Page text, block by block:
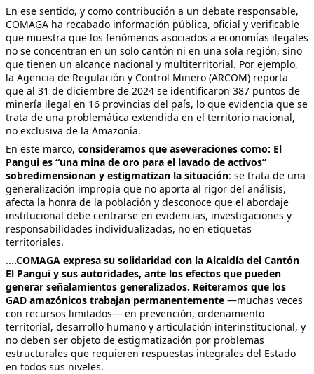
En ese sentido, y como contribución a un debate responsable,
COMAGA ha recabado información pública, oficial y verificable
que muestra que los fenómenos asociados a economías ilegales
no se concentran en un solo cantón ni en una sola región, sino
que tienen un alcance nacional y multiterritorial. Por ejemplo,
la Agencia de Regulación y Control Minero (ARCOM) reporta
que al 31 de diciembre de 2024 se identificaron 387 puntos de
minería ilegal en 16 provincias del país, lo que evidencia que se
trata de una problemática extendida en el territorio nacional,
no exclusiva de la Amazonía.
En este marco, consideramos que aseveraciones como: El
Pangui es “una mina de oro para el lavado de activos”
sobredimensionan y estigmatizan la situación: se trata de una
generalización impropia que no aporta al rigor del análisis,
afecta la honra de la población y desconoce que el abordaje
institucional debe centrarse en evidencias, investigaciones y
responsabilidades individualizadas, no en etiquetas
territoriales.
....COMAGA expresa su solidaridad con la Alcaldía del Cantón
El Pangui y sus autoridades, ante los efectos que pueden
generar señalamientos generalizados. Reiteramos que los
GAD amazónicos trabajan permanentemente —muchas veces
con recursos limitados— en prevención, ordenamiento
territorial, desarrollo humano y articulación interinstitucional, y
no deben ser objeto de estigmatización por problemas
estructurales que requieren respuestas integrales del Estado
en todos sus niveles.